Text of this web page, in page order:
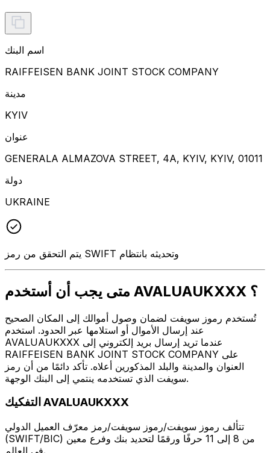
اسم البنك
RAIFFEISEN BANK JOINT STOCK COMPANY
مدينة
KYIV
عنوان
GENERALA ALMAZOVA STREET, 4A, KYIV, KYIV, 01011
دولة
UKRAINE
يتم التحقق من رمز SWIFT وتحديثه بانتظام
متى يجب أن أستخدم AVALUAUKXXX ؟
تُستخدم رموز سويفت لضمان وصول أموالك إلى المكان الصحيح
عند إرسال الأموال أو استلامها عبر الحدود. استخدم
AVALUAUKXXX عندما تريد إرسال بريد إلكتروني إلى
RAIFFEISEN BANK JOINT STOCK COMPANY على
العنوان والمدينة والبلد المذكورين أعلاه. تأكد دائمًا من أن رمز
سويفت الذي تستخدمه ينتمي إلى البنك الوجهة.
التفكيك AVALUAUKXXX
تتألف رموز سويفت/رموز سويفت/رمز معرّف العميل الدولي
(SWIFT/BIC) من 8 إلى 11 حرفًا ورقمًا لتحديد بنك وفرع معين